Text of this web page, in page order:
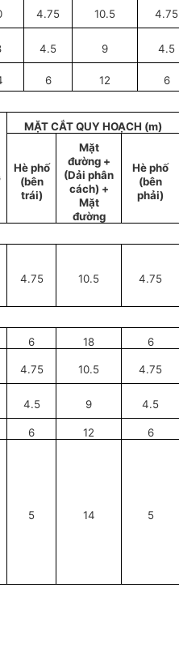
4.75 10.5 4.75
4.5 9 4.5
6 12
6
MẶT CẮT QUY HOẠCH (m)
Hè phố
(bên
trái)
Mặt
đường +
(Dải phân
cách) +
Mặt
đường
Hè phố
(bên
phải)
4.75 10.5 4.75
6 18 6
4.75 10.5 4.75
4.5 9 4.5
6 12 6
5 14 5